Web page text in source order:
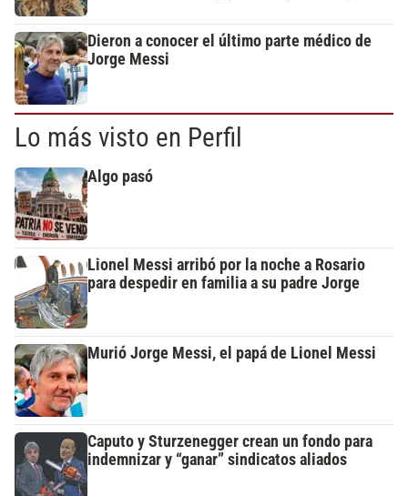
Dieron a conocer el último parte médico de
Jorge Messi
Lo más visto en Perfil
Algo pasó
Lionel Messi arribó por la noche a Rosario
para despedir en familia a su padre Jorge
Murió Jorge Messi, el papá de Lionel Messi
Caputo y Sturzenegger crean un fondo para
indemnizar y “ganar” sindicatos aliados